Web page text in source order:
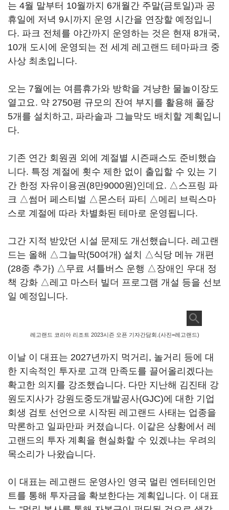
는 4월 말부터 10월까지 6개월간 주말(금토일)과 공
휴일에 저녁 9시까지 운영 시간을 연장할 예정입니
다. 파크 전체를 야간까지 운영하는 것은 현재 8개국,
10개 도시에 운영되는 전 세계 레고랜드 테마파크 중
사상 최초입니다.
오는 7월에는 여름휴가와 방학을 겨냥한 물놀이장도
열고요. 약 2750평 규모의 잔여 부지를 활용해 풀장
5개를 설치하고, 파라솔과 그늘막도 배치할 계획입니
다.
기존 연간 회원권 외에 계절별 시즌패스도 준비했습
니다. 특정 계절에 횟수 제한 없이 출입할 수 있는 기
간 한정 자유이용권(8만9000원)인데요. △스프링 파
크 △썸머 페스티벌 △몬스터 파티 △메리 브릭스마
스로 계절에 따라 차별화된 테마로 운영됩니다.
그간 지적 받았던 시설 문제도 개선했습니다. 레고랜
드는 올해 △그늘막(50여개) 설치 △식당 메뉴 개편
(28종 추가) △무료 셔틀버스 운행 △장애인 우대 정
책 강화 △레고 마스터 빌더 프로그램 개설 등을 선보
일 예정입니다.
레고랜드 코리아 리조트 2023시즌 오픈 기자간담회.(사진=레고랜드)
이날 이 대표는 2027년까지 먹거리, 놀거리 등에 대
한 지속적인 투자로 고객 만족도를 끌어올리겠다는
확고한 의지를 강조했습니다. 다만 지난해 김진태 강
원도지사가 강원도중도개발공사(GJC)에 대한 기업
회생 검토 선언으로 시작된 레고랜드 사태는 업종을
막론하고 일파만파 커졌습니다. 이같은 상황에서 레
고랜드의 투자 계획을 현실화할 수 있겠냐는 우려의
목소리가 나왔습니다.
이 대표는 레고랜드 운영사인 영국 멀린 엔터테인먼
트를 통해 투자금을 확보한다는 계획입니다. 이 대표